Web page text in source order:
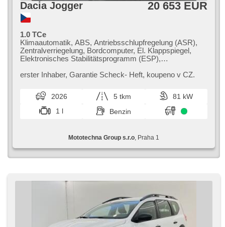
Dacia Jogger 20 653 EUR
1.0 TCe
Klimaautomatik, ABS, Antriebsschlupfregelung (ASR),
Zentralverriegelung, Bordcomputer, El. Klappspiegel,
Elektronisches Stabilitätsprogramm (ESP),
Scheibenwischersensor, starten per Taste,
Lenkrad, Servolenkung, El. Seitenscheiben, Dachträger,
Autoradio, Handgetriebe
erster Inhaber,​ Garantie Scheck​- Heft,​ koupeno v CZ.
2026 5 tkm
81 kW
1 l
Benzin
Mototechna Group s.r.o , Praha 1